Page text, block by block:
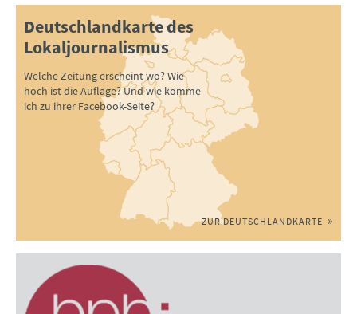
Deutschlandkarte des
Lokaljournalismus
Welche Zeitung erscheint wo? Wie
hoch ist die Auflage? Und wie komme
ich zu ihrer Facebook-Seite?
ZUR DEUTSCHLANDKARTE